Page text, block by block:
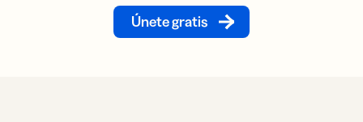
Únete gratis